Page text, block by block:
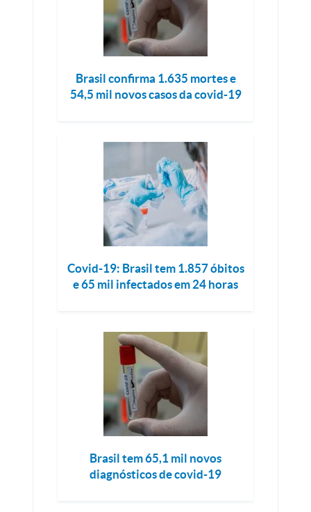
Brasil confirma 1.635 mortes e
54,5 mil novos casos da covid-19
Covid-19: Brasil tem 1.857 óbitos
e 65 mil infectados em 24 horas
Brasil tem 65,1 mil novos
diagnósticos de covid-19